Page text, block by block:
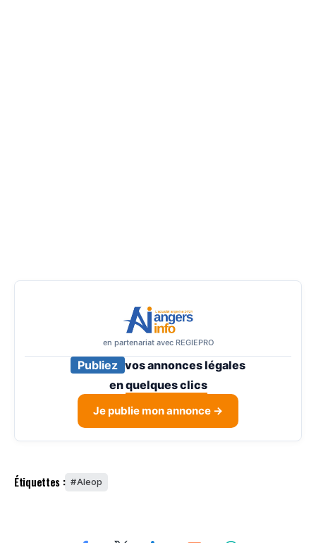
en partenariat avec REGIEPRO
Publiez vos annonces légales
enquelques clics
Je publie mon annonce →
Étiquettes : Aleop